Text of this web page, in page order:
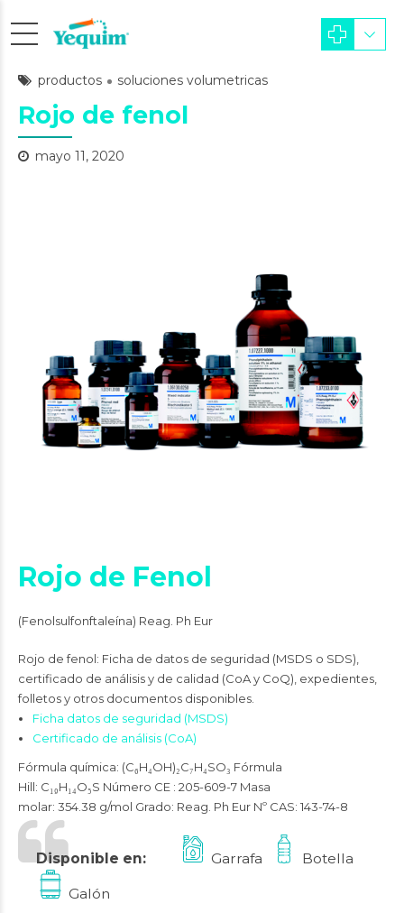
productos soluciones volumetricas
Rojo de fenol
mayo 11, 2020
Rojo de Fenol
(Fenolsulfonftaleína) Reag. Ph Eur
Rojo de fenol: Ficha de datos de seguridad (MSDS o SDS),
certificado de análisis y de calidad (CoA y CoQ), expedientes,
folletos y otros documentos disponibles.
Ficha datos de seguridad (MSDS)
Certificado de análisis (CoA)
Fórmula química: (C₆H₄OH)₂C₇H₄SO₃ Fórmula
Hill: C₁₉H₁₄O₅S Número CE : 205-609-7 Masa
molar: 354.38 g/mol Grado: Reag. Ph Eur Nº CAS: 143-74-8
Disponible en: Garrafa Botella
Galón